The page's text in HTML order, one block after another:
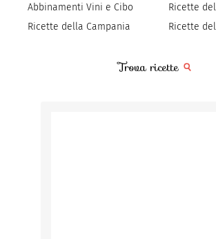
Abbinamenti Vini e Cibo
Ricette della Campania
Ricette
Ricette
Trova ricette